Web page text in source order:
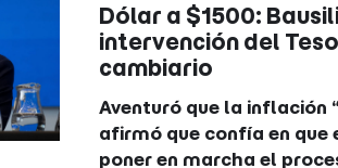
Dólar a $1500:
intervención del
cambiario
Aventuró que la inflación
afirmó que confía en que
poner en marcha el